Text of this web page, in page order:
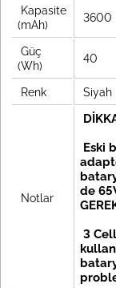
Kapasite
(mAh)
3600
Güç
(Wh)
40
Renk Siyah
Notlar
Eski
de
3